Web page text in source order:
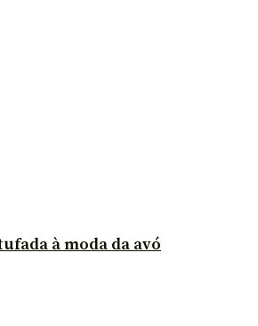
à moda da avó